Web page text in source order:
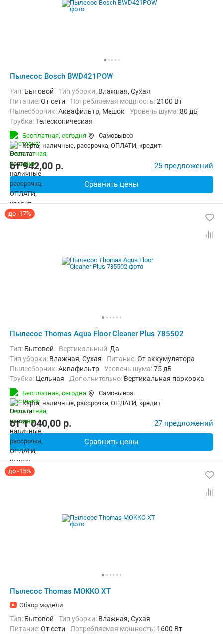
Пылесос Bosch BWD421POW
Тип: Бытовой Тип уборки: Влажная, Сухая
питание:От сети Потребляемая мощность:2100 Вт
пылесборник:Аквафильтр, Мешок уровень шума:80 дБ
трубка:Телескопическая
Дополнительно:
Радиус действия:
12 м Вес:
Бесплатная, сегодня
Самовывоз
карта, наличные, рассрочка, ОПЛАТИ, кредит
от942,00 p. 25 предложений
Сравнить цены
до -17%
Пылесос Thomas Aqua Floor Cleaner Plus 785502
Тип: Бытовой Вертикальный: Да
Тип уборки: Влажная, Сухая питание:От аккумулятора
пылесборник:Аквафильтр уровень шума:75 дБ
трубка: Цельная Дополнительно: Вертикальная парковка
Вес:
Бесплатная, сегодня
Самовывоз
карта, наличные, рассрочка, ОПЛАТИ, кредит
от1 040,00 p. 27 предложений
Сравнить цены
до -15%
Пылесос Thomas MOKKO XT
Обзор модели
Тип: Бытовой Тип уборки: Влажная, Сухая
питание:От сети Потребляемая мощность: 1600 Вт